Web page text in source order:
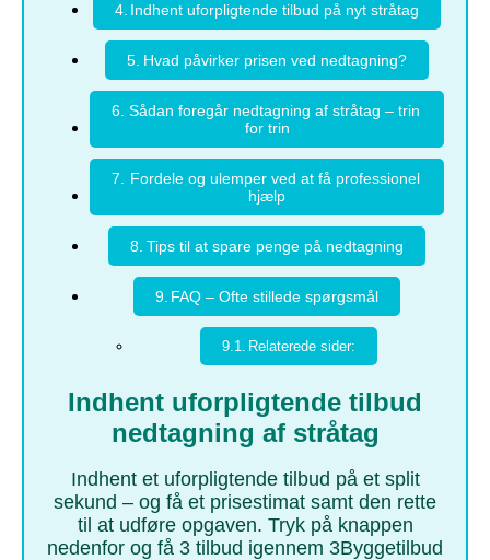
Indhent uforpligtende tilbud på nyt stråtag
Hvad påvirker prisen ved nedtagning?
Sådan foregår nedtagning af stråtag – trin
for trin
Fordele og ulemper ved at få professionel
hjælp
Tips til at spare penge på nedtagning
FAQ – Ofte stillede spørgsmål
Relaterede sider:
Indhent uforpligtende tilbud
nedtagning af stråtag
Indhent et uforpligtende tilbud på et split
sekund – og få et prisestimat samt den rette
til at udføre opgaven. Tryk på knappen
nedenfor og få 3 tilbud igennem 3Byggetilbud